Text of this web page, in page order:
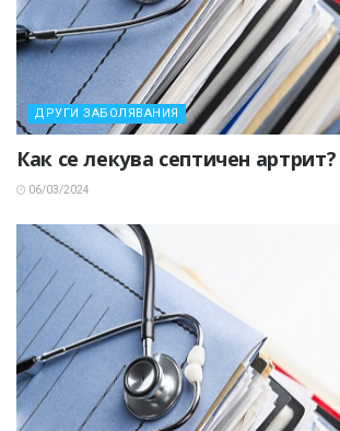
ДРУГИ ЗАБОЛЯВАНИЯ
Как се лекува септичен артрит?
06/03/2024